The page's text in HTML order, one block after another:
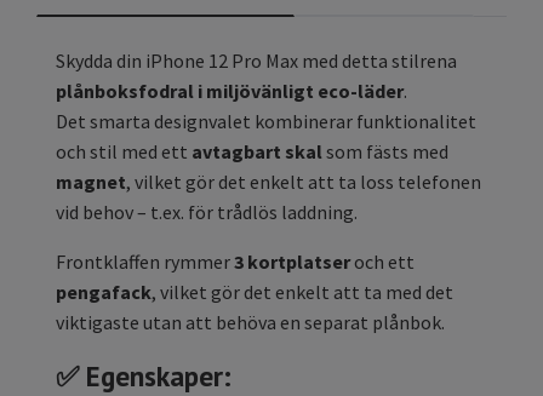
Skydda din iPhone 12 Pro Max med detta stilrena
plånboksfodral i miljövänligt eco-läder.
Det smarta designvalet kombinerar funktionalitet
och stil med ett avtagbart skalsom fästs med
magnet, vilket gör det enkelt att ta loss telefonen
vid behov – t.ex. för trådlös laddning.
Frontklaffen rymmer3 kortplatseroch ett
pengafack, vilket gör det enkelt att ta med det
viktigaste utan att behöva en separat plånbok.
✅ Egenskaper: